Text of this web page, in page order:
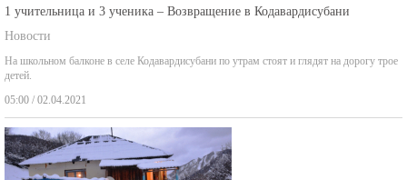
1 учительница и 3 ученика – Возвращение в Кодавардисубани
Новости
На школьном балконе в селе Кодавардисубани по утрам стоят и глядят на дорогу трое
детей.
05:00 / 02.04.2021